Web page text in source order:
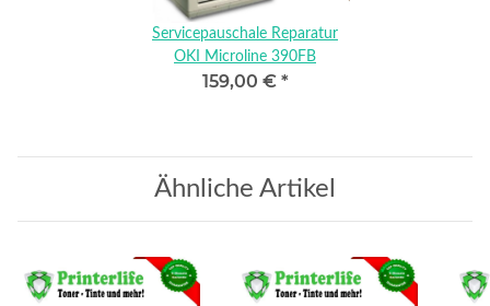
Servicepauschale Reparatur
OKI Microline 390FB
159,00 € *
Ähnliche Artikel